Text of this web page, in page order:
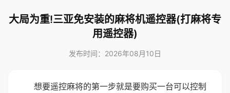
大局为重!三亚免安装的麻将机遥控器(打麻将专
用遥控器)
发布时间：2026年08月10日
想要遥控麻将的第一步就是要购买一台可以控制